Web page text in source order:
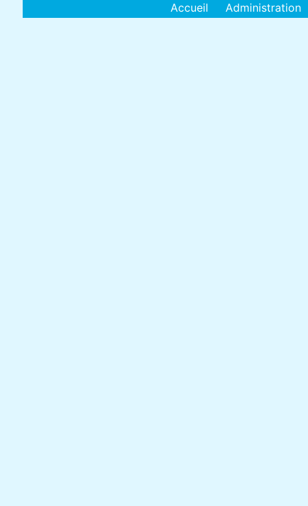
Accueil Administration